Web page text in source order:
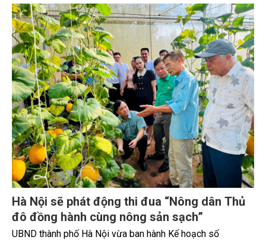
Hà Nội sẽ phát động thi đua “Nông dân Thủ
đô đồng hành cùng nông sản sạch”
UBND thành phố Hà Nội vừa ban hành Kế hoạch số